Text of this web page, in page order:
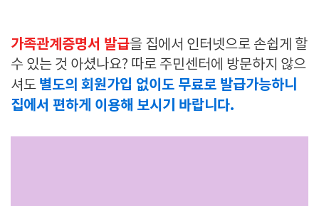
가족관계증명서 발급을 집에서 인터넷으로 손쉽게 할
수 있는 것 아셨나요? 따로 주민센터에 방문하지 않으
셔도 별도의 회원가입 없이도 무료로 발급가능하니
집에서 편하게 이용해 보시기 바랍니다.